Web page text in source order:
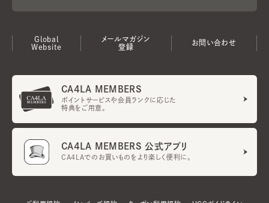
Global
Website
メールマガジン
登録
お問い合わせ
CA4LA MEMBERS
ポイントサービスや会員ランクに応じた
特典をご用意。
CA4LA MEMBERS 公式アプリ
CA4LAでのお買いものをより楽しく便利に。